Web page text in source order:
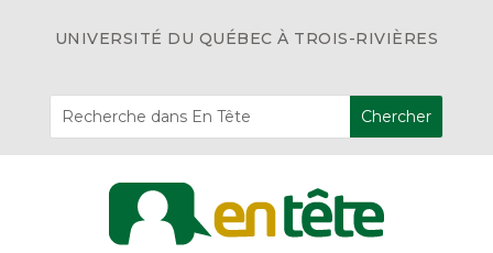
UNIVERSITÉ DU QUÉBEC À TROIS-RIVIÈRES